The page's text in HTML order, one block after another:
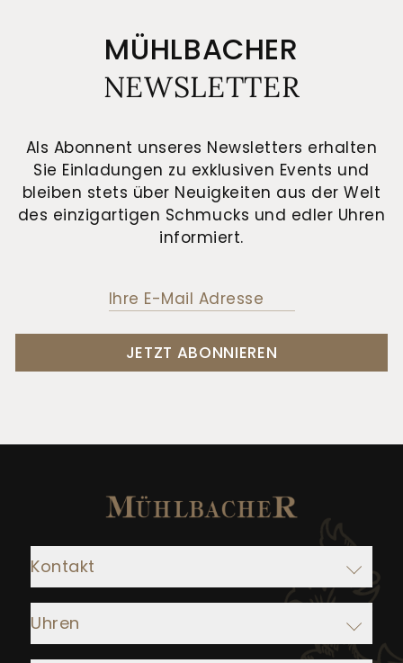
MÜHLBACHER
NEWSLETTER
Als Abonnent unseres Newsletters erhalten
Sie Einladungen zu exklusiven Events und
bleiben stets über Neuigkeiten aus der Welt
des einzigartigen Schmucks und edler Uhren
informiert.
JETZT ABONNIEREN
Kontakt
Adresse:
Uhren